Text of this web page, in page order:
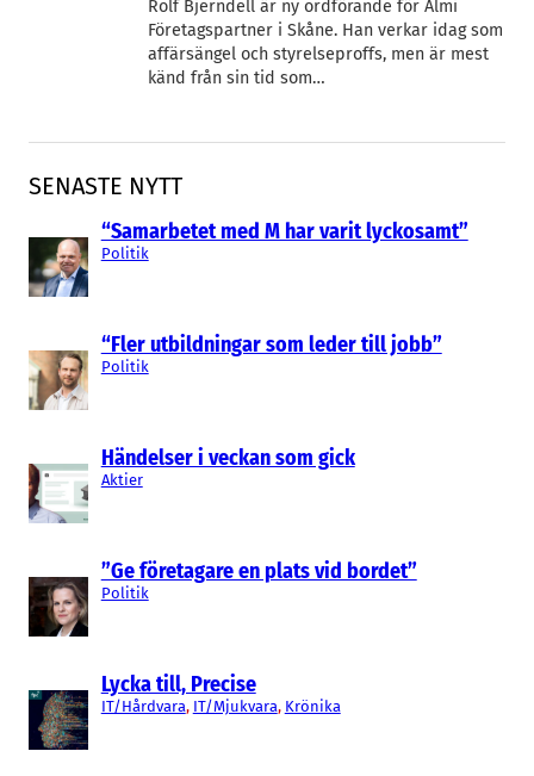
SENASTE NYTT
“Samarbetet med M har varit lyckosamt”
Politik
“Fler utbildningar som leder till jobb”
Politik
Händelser i veckan som gick
Aktier
”Ge företagare en plats vid bordet”
Politik
Lycka till, Precise
IT/Hårdvara, IT/Mjukvara, Krönika
Rolf Bjerndell är ny ordförande för Almi
Företagspartner i Skåne. Han verkar idag som
affärsängel och styrelseproffs, men är mest
känd från sin tid som…